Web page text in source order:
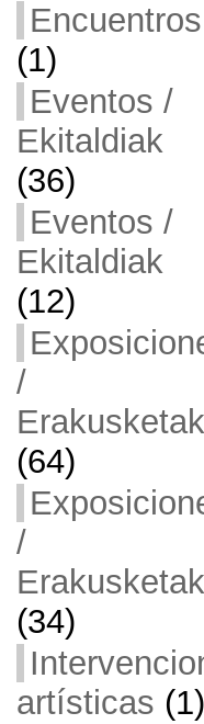
Encuentros
(1)
Eventos /
Ekitaldiak
(36)
Eventos /
Ekitaldiak
(12)
/
Erakusketak
(64)
/
Erakusketak
(34)
artísticas (1)